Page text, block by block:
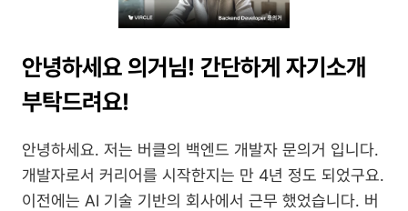
안녕하세요 의거님! 간단하게 자기소개
부탁드려요!
안녕하세요. 저는 버클의 백엔드 개발자 문의거 입니다.
개발자로서 커리어를 시작한지는 만 4년 정도 되었구요.
이전에는 AI 기술 기반의 회사에서 근무 했었습니다. 버